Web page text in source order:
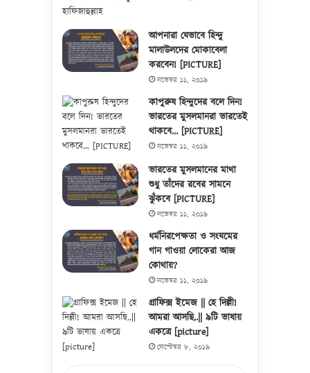
আপনারা যেভাবে হিন্দু
মালাউলদের মোকাবেলা
করবেন! [PICTURE]
নভেম্বর ১১, ২০১৯
কাপুরুষ হিন্দুদের বলে দিন!
ভারতের মুসলমানরা ভারতেই
থাকবে… [PICTURE]
নভেম্বর ১১, ২০১৯
ভারতের মুসলমানের মাথা
শুধু তাঁদের রবের সামনে
ঝুঁকবে [PICTURE]
নভেম্বর ১১, ২০১৯
ধর্মনিরপেক্ষতা ও সংযমের
গান গাওয়া লোকেরা আজ
কোথায়?
নভেম্বর ১১, ২০১৯
গ্রাফিক্স ইমেজ || হে দিল্লী!
আমরা আসছি..|| ৯টি ভাষায়
একত্রে [picture]
সেপ্টেম্বর ৮, ২০১৯